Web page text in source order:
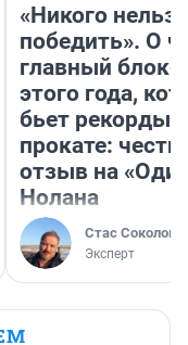
«Никого нельзя
победить». О
главный
этого года,
бьет рекорды в
прокате:
отзыв на
Нолана
Стас Соколов
Эксперт